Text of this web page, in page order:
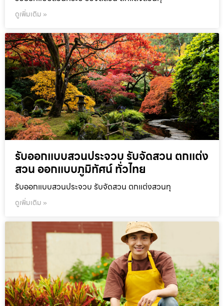
ดูเพิ่มเติม »
รับออกแบบสวนประจวบ รับจัดสวน ตกแต่ง
สวน ออกแบบภูมิทัศน์ ทั่วไทย
รับออกแบบสวนประจวบ รับจัดสวน ตกแต่งสวนทุ
ดูเพิ่มเติม »